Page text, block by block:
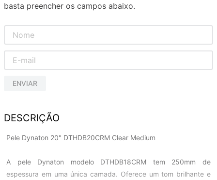
basta preencher os campos abaixo.
ENVIAR
DESCRIÇÃO
Pele Dynaton 20" DTHDB20CRM Clear Medium
A pele Dynaton modelo DTHDB18CRM tem 250mm de
espessura em uma única camada. Oferece um tom brilhante e